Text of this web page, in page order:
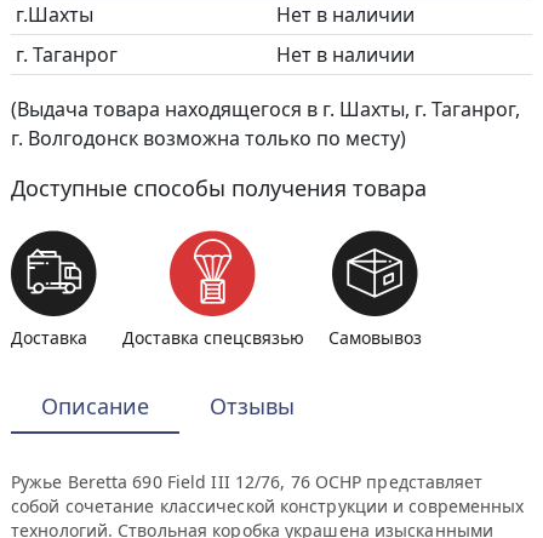
г.Шахты
Нет в наличии
г. Таганрог
Нет в наличии
(Выдача товара находящегося в г. Шахты, г. Таганрог,
г. Волгодонск возможна только по месту)
Доступные способы получения товара
Доставка Доставка спецсвязью Самовывоз
Описание Отзывы
Ружье Beretta 690 Field III 12/76, 76 OCHP представляет
собой сочетание классической конструкции и современных
технологий. Ствольная коробка украшена изысканными